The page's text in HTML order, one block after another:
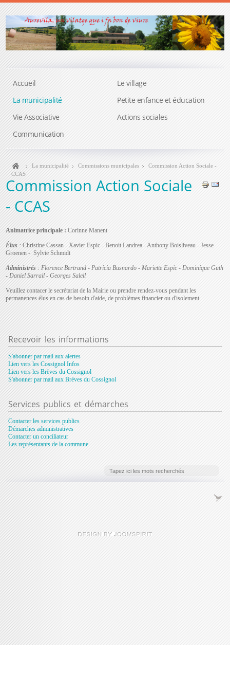
Accueil
Le village
La municipalité
Petite enfance et éducation
Vie Associative
Actions sociales
Communication
La municipalité Commissions municipales
Commission Action Sociale -
CCAS
Commission Action Sociale
- CCAS
Animatrice principale : Corinne Manent
Élus:Christine Cassan - Xavier Espic - Benoit Landrea - Anthony Boisliveau - Jesse
Groenen - Sylvie Schmidt
Administrés: Florence Bertrand - Patricia Busnardo - Mariette Espic - Dominique Guth
- Daniel Sarrail - Georges Saleil
Veuillez contacer le secrétariat de la Mairie ou prendre rendez-vous pendant les
permanences élus en cas de besoin d'aide, de problèmes financier ou d'isolement.
Recevoirles informations
S'abonner par mail aux alertes
Lien vers les Cossignol Infos
Lien vers les Brèves du Cossignol
S'abonner par mail aux Bréves du Cossignol
Servicespublics et démarches
Contacter les services publics
Démarches administratives
Contacter un conciliateur
Les représentants de la commune